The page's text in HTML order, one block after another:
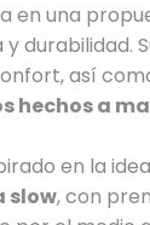
en una
durabilidad.
así
hechos a
en la
slow, con